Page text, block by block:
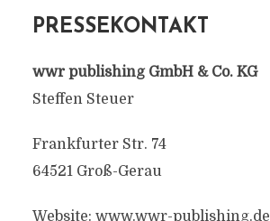
PRESSEKONTAKT
wwr publishing GmbH & Co. KG
Steffen Steuer
Frankfurter Str. 74
64521 Groß-Gerau
Website: www.wwr-publishing.de